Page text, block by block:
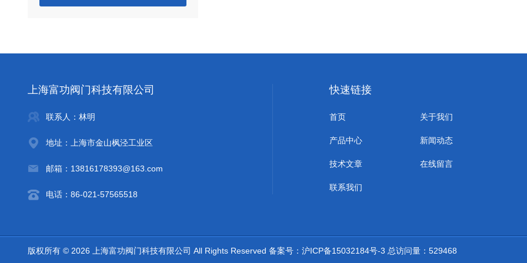
上海富功阀门科技有限公司
联系人：林明
地址：上海市金山枫泾工业区
邮箱：13816178393@163.com
电话：86-021-57565518
快速链接
首页 关于我们
产品中心 新闻动态
技术文章 在线留言
联系我们
版权所有 © 2026 上海富功阀门科技有限公司 All Rights Reserved 备案号： 沪ICP备15032184号-3 总访问量：529468